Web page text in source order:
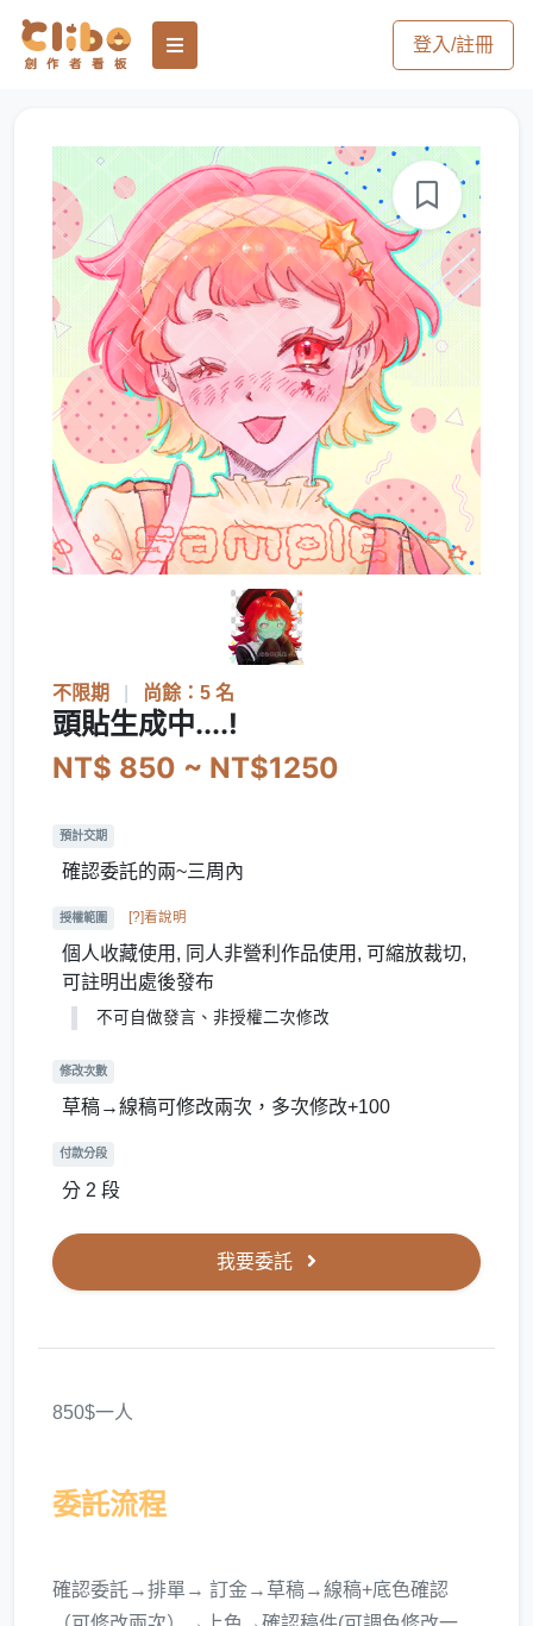
登入/註冊
不限期 尚餘：5 名
頭貼生成中....!
NT$ 850 ~ NT$1250
預計交期
確認委託的兩~三周內
授權範圍 [?]看說明
個人收藏使用, 同人非營利作品使用, 可縮放裁切,
可註明出處後發布
不可自做發言、非授權二次修改
修改次數
草稿→線稿可修改兩次，多次修改+100
付款分段
分 2 段
我要委託
850$一人
委託流程
確認委託→排單→ 訂金→草稿→線稿+底色確認